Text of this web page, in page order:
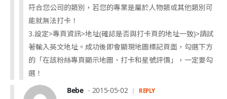
符合您公司的類別，若您的專業是屬於人物類或其他類別可
能就無法打卡！
3.設定>專頁資訊>地址(確認是否與打卡頁的地址一致)>請試
著輸入英文地址。成功後即會顯現地圖標記頁面，勾選下方
的「在該粉絲專頁顯示地圖、打卡和星號評價」，一定要勾
選！
Bebe
2015-05-02 REPLY